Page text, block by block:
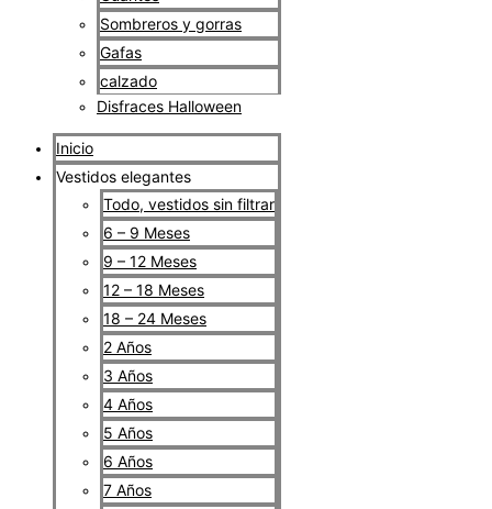
Sombreros y gorras
Gafas
calzado
Disfraces Halloween
Inicio
Vestidos elegantes
Todo, vestidos sin filtrar
6 – 9 Meses
9 – 12 Meses
12 – 18 Meses
18 – 24 Meses
2 Años
3 Años
4 Años
5 Años
6 Años
7 Años